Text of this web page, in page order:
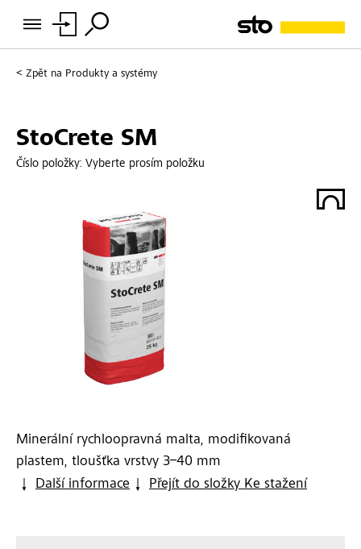
Zpět na Produkty a systémy
StoCrete SM
Číslo položky: Vyberte prosím položku
Minerální rychloopravná malta, modifikovaná
plastem, tloušťka vrstvy 3–40 mm
Další informace
Přejít do složky Ke stažení